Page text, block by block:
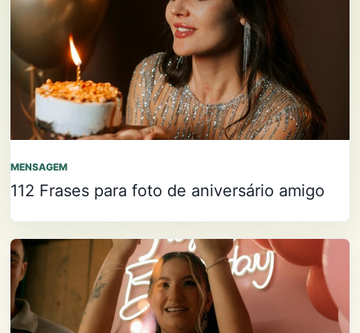
MENSAGEM
112 Frases para foto de aniversário amigo